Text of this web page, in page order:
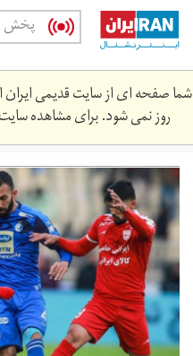
Skip
main
content
پخش
شما صفحه ای از سایت قدیمی ایران
روز نمی شود. برای مشاهده
terakhtor.jpg